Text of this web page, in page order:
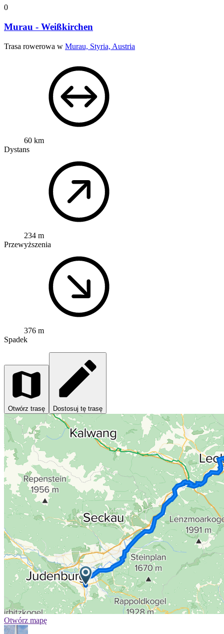
0
Murau - Weißkirchen
Trasa rowerowa w Murau, Styria, Austria
60 km
Dystans
234 m
Przewyższenia
376 m
Spadek
Otwórz trasę Dostosuj tę trasę
Otwórz mapę